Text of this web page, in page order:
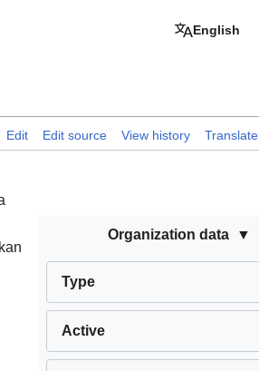
English
Edit Edit source View history Translate
Organization data
Type
Active